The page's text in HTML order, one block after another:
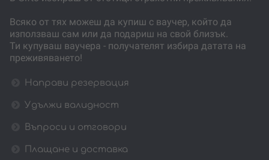
Всяко от тях можеш да купиш с ваучер, който да
използваш сам или да подариш на свой близък.
Ти купуваш ваучера - получателят избира датата на
преживяването!
Направи резервация
Удължи валидност
Въпроси и отговори
Плащане и доставка